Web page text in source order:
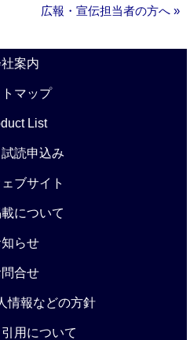
広報・宣伝担当者の方へ »
案内
マップ
List
読申込み
ブサイト
について
らせ
合せ
情報などの方針
用について